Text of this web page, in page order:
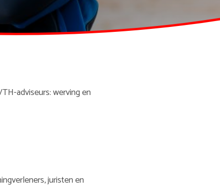
adviseurs: werving en
juristen en